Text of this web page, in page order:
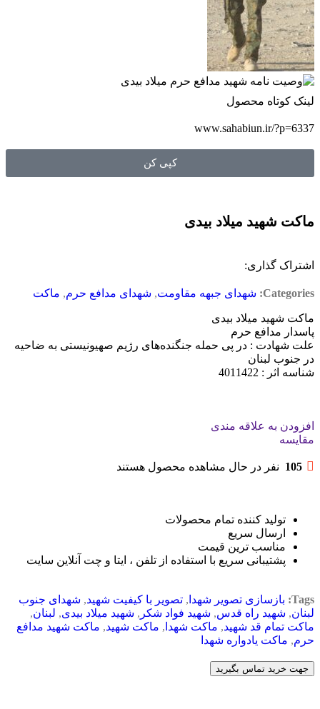
لینک کوتاه محصول
www.sahabiun.ir/?p=6337
کپی کن
ماکت شهید میلاد بیدی
اشتراک گذاری:
Categories: شهدای جبهه مقاومت, شهدای مدافع حرم, ماکت
ماکت شهید میلاد بیدی
پاسدار مدافع حرم
علت شهادت : در پی حمله جنگنده‌های رژیم صهیونیستی به ضاحیه
در جنوب لبنان
شناسه اثر : 4011422
افزودن به علاقه مندی
مقایسه
105 نفر در حال مشاهده محصول هستند
تولید کننده تمام محصولات
ارسال سریع
مناسب ترین قیمت
پشتیبانی سریع با استفاده از تلفن ، ایتا و چت آنلاین سایت
Tags: بازسازی تصویر شهدا , تصویر با کیفیت شهید, شهدای جنوب
لبنان, شهید راه قدس, شهید فواد شکر , شهید میلاد بیدی, لبنان,
ماکت تمام قد شهید, ماکت شهدا , ماکت شهید, ماکت شهید مدافع
حرم, ماکت یادواره شهدا
جهت خرید تماس بگیرید